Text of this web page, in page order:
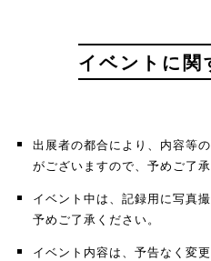
イベントに関
出展者の都合により、内容等
がございますので、予めご了承
イベント中は、記録用に写真
予めご了承ください。
イベント内容は、予告なく変